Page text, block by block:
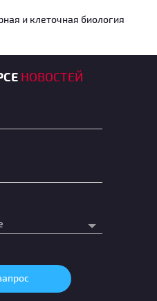
и клеточная биология
НОВОСТЕЙ